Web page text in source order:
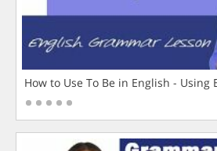
How to Use To Be in English -